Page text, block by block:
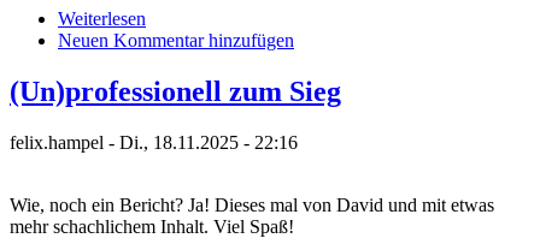
Weiterlesen
Vereinsabend
Freitag,
27.
–
Vereinsmeisterschaft,
Schnellschach
Neuen Kommentar hinzufügen
(Un)professionell zum Sieg
felix.hampel - Di., 18.11.2025 - 22:16
Wie, noch ein Bericht? Ja! Dieses mal von David und mit etwas
mehr schachlichem Inhalt. Viel Spaß!